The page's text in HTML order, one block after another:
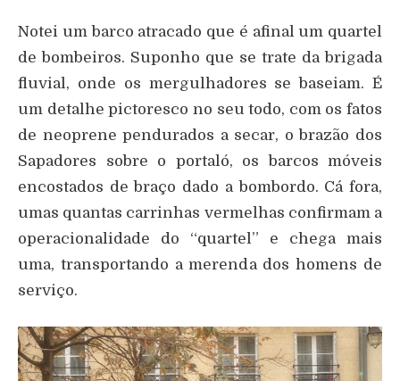
Notei um barco atracado que é afinal um quartel
de bombeiros. Suponho que se trate da brigada
fluvial, onde os mergulhadores se baseiam. É
um detalhe pictoresco no seu todo, com os fatos
de neoprene pendurados a secar, o brazão dos
Sapadores sobre o portaló, os barcos móveis
encostados de braço dado a bombordo. Cá fora,
umas quantas carrinhas vermelhas confirmam a
operacionalidade do “quartel” e chega mais
uma, transportando a merenda dos homens de
serviço.